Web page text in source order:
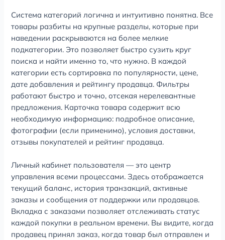
Система категорий логична и интуитивно понятна. Все
товары разбиты на крупные разделы, которые при
наведении раскрываются на более мелкие
подкатегории. Это позволяет быстро сузить круг
поиска и найти именно то, что нужно. В каждой
категории есть сортировка по популярности, цене,
дате добавления и рейтингу продавца. Фильтры
работают быстро и точно, отсекая нерелевантные
предложения. Карточка товара содержит всю
необходимую информацию: подробное описание,
фотографии (если применимо), условия доставки,
отзывы покупателей и рейтинг продавца.
Личный кабинет пользователя — это центр
управления всеми процессами. Здесь отображается
текущий баланс, история транзакций, активные
заказы и сообщения от поддержки или продавцов.
Вкладка с заказами позволяет отслеживать статус
каждой покупки в реальном времени. Вы видите, когда
продавец принял заказ, когда товар был отправлен и